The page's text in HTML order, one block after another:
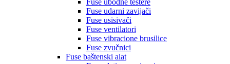
Fuse ubodne testere
Fuse udarni zavijači
Fuse usisivači
Fuse ventilatori
Fuse vibracione brusilice
Fuse zvučnici
Fuse baštenski alat